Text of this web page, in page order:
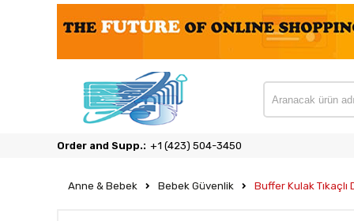
Order and Supp.: ‎+1 (423) 504-3450
Anne & Bebek Bebek Güvenlik Buffer Kulak